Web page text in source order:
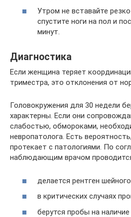
Утром не вставайте
спустите ноги на пол и
минут.
Диагностика
Если женщина теряет
триместра, это отклонения от
Головокружения для 30 недели
характерны. Если они
слабостью, обмороками,
невропатолога. Есть
протекает с патологиями. По
наблюдающим врачом
делается рентген
в критических случаях
берутся пробы на